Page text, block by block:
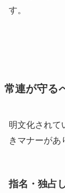
す。
常連が守る
明文化されて
きマナーがあ
指名・独占